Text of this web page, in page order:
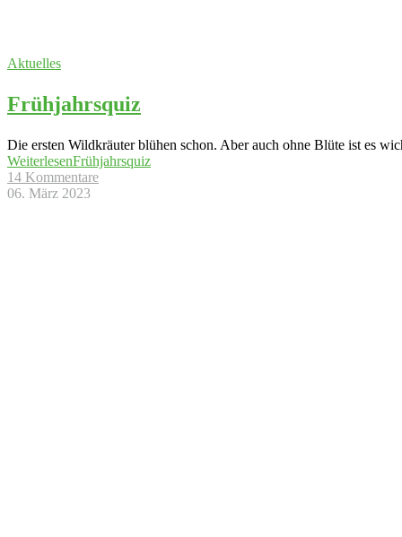
Aktuelles
Frühjahrsquiz
Die ersten Wildkräuter blühen schon. Aber auch ohne Blüte ist es
WeiterlesenFrühjahrsquiz
14 Kommentare
06. März 2023